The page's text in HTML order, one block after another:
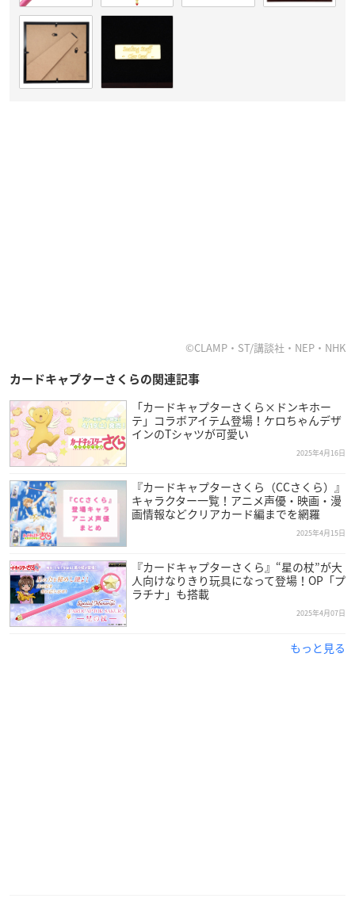
©CLAMP・ST/講談社・NEP・NHK
カードキャプターさくらの関連記事
「カードキャプターさくら×ドンキホー
テ」コラボアイテム登場！ケロちゃんデザ
インのTシャツが可愛い
2025年4月16日
『カードキャプターさくら（CCさくら）』
キャラクター一覧！アニメ声優・映画・漫
画情報などクリアカード編までを網羅
2025年4月15日
『カードキャプターさくら』“星の杖”が大
人向けなりきり玩具になって登場！OP「プ
ラチナ」も搭載
2025年4月07日
もっと見る